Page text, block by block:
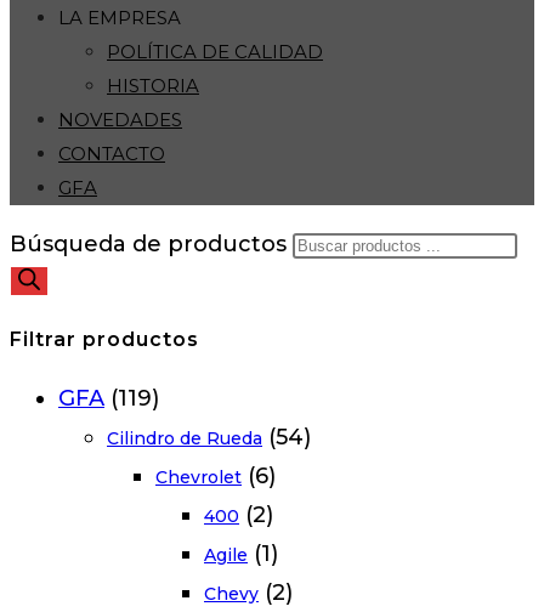
LA EMPRESA
POLÍTICA DE CALIDAD
HISTORIA
NOVEDADES
CONTACTO
GFA
Búsqueda de productos
Filtrar productos
GFA (119)
Cilindro de Rueda (54)
Chevrolet (6)
400 (2)
Agile (1)
Chevy (2)